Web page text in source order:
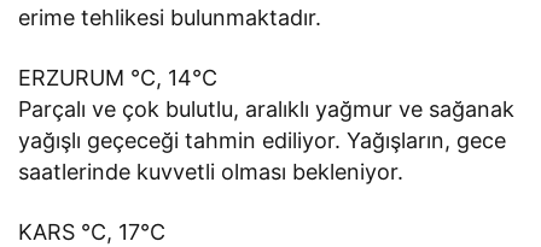
erime tehlikesi bulunmaktadır.
ERZURUM °C, 14°C
Parçalı ve çok bulutlu, aralıklı yağmur ve sağanak
yağışlı geçeceği tahmin ediliyor. Yağışların, gece
saatlerinde kuvvetli olması bekleniyor.
KARS °C, 17°C